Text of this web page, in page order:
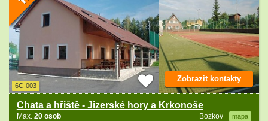
6C-003
Chata a hřiště - Jizerské hory a Krkonoše
Bozkov mapa
Max. 20 osob
Zobrazit kontakty